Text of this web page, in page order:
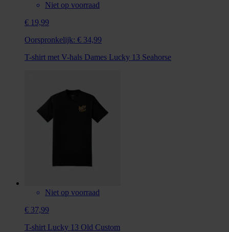
Niet op voorraad
€ 19,99
Oorspronkelijk: € 34,99
T-shirt met V-hals Dames Lucky 13 Seahorse
Niet op voorraad
€ 37,99
T-shirt Lucky 13 Old Custom